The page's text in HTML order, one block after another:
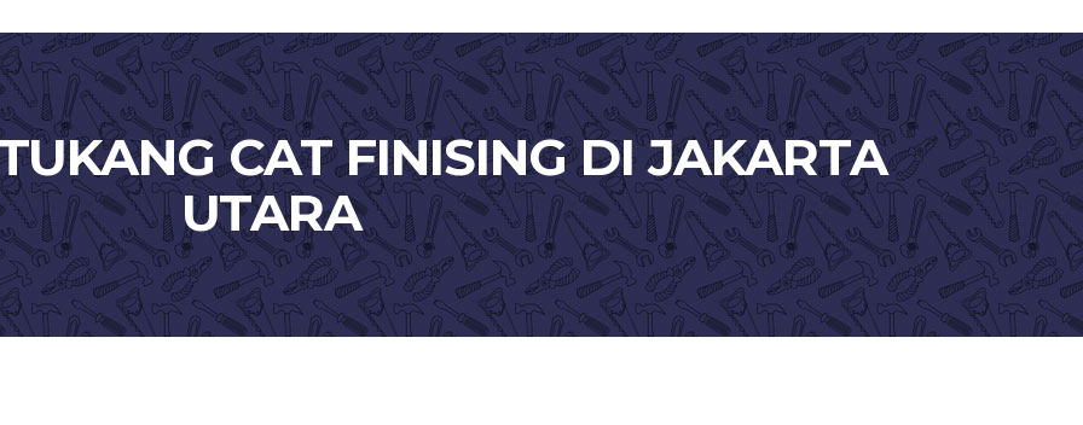
CAT FINISING DI JAKARTA
UTARA